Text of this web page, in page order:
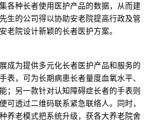
各种长者使用医护产品的数据，从而建
生的公司得以协助安老院提高行政及管
老院设计新颖的长者医护方案。
成为提供多元化长者医护产品和服务的
表，可为长期病患长者量度血氧水平、
；另一款针对认知障碍症长者的手表则
可透过二维码联系紧急联络人。同时，
养老模式把系统升级，获各大养老院舍